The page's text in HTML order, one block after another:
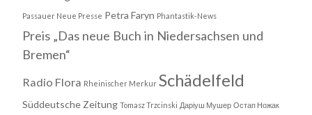
Passauer Neue Presse Petra Faryn Phantastik-News
Preis „Das neue Buch in Niedersachsen und
Bremen“
Radio Flora Rheinischer Merkur Schädelfeld
Süddeutsche Zeitung Tomasz Trzcinski Даріуш Мушер Остап Ножак